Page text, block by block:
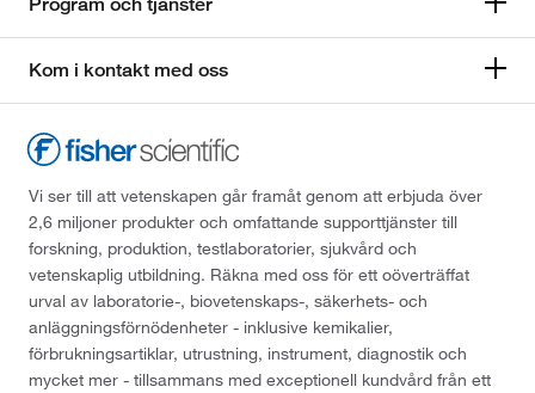
Kom i kontakt med oss
Vi ser till att vetenskapen går framåt genom att erbjuda över
2,6 miljoner produkter och omfattande supporttjänster till
forskning, produktion, testlaboratorier, sjukvård och
vetenskaplig utbildning. Räkna med oss för ett oöverträffat
urval av laboratorie-, biovetenskaps-, säkerhets- och
anläggningsförnödenheter - inklusive kemikalier,
förbrukningsartiklar, utrustning, instrument, diagnostik och
mycket mer - tillsammans med exceptionell kundvård från ett